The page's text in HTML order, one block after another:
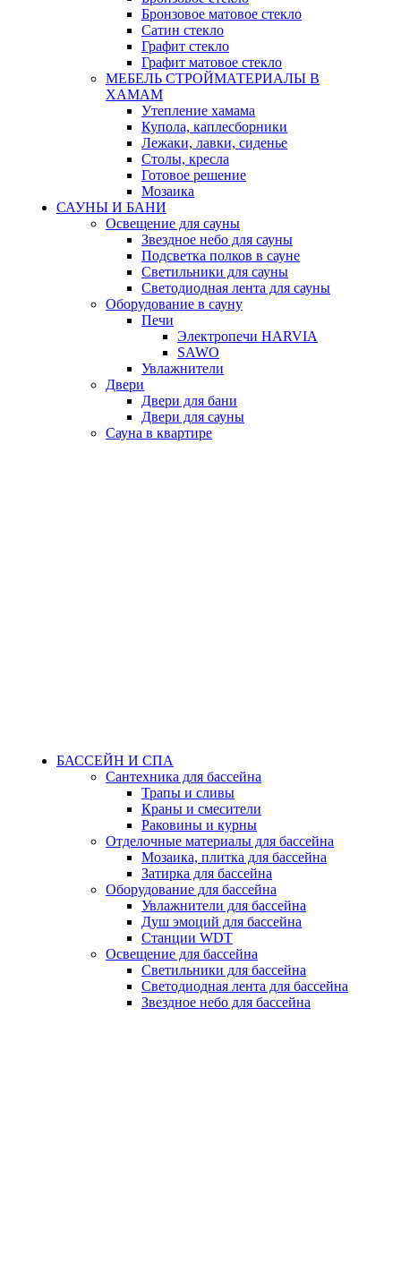
Бронзовое матовое стекло
Сатин стекло
Графит стекло
Графит матовое стекло
МЕБЕЛЬ СТРОЙМАТЕРИАЛЫ В
ХАМАМ
Утепление хамама
Купола, каплесборники
Лежаки, лавки, сиденье
Столы, кресла
Готовое решение
Мозаика
САУНЫ И БАНИ
Освещение для сауны
Звездное небо для сауны
Подсветка полков в сауне
Светильники для сауны
Светодиодная лента для сауны
Оборудование в сауну
Печи
Электропечи HARVIA
SAWO
Увлажнители
Двери
Двери для бани
Двери для сауны
Сауна в квартире
БАССЕЙН И СПА
Сантехника для бассейна
Трапы и сливы
Краны и смесители
Раковины и курны
Отделочные материалы для бассейна
Мозаика, плитка для бассейна
Затирка для бассейна
Оборудование для бассейна
Увлажнители для бассейна
Душ эмоций для бассейна
Станции WDT
Освещение для бассейна
Светильники для бассейна
Светодиодная лента для бассейна
Звездное небо для бассейна